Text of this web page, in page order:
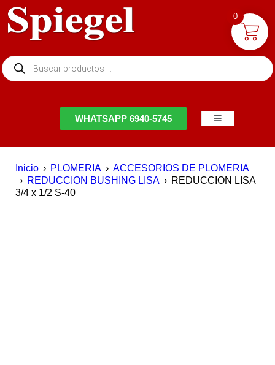
WHATSAPP 6940-5745
Inicio › PLOMERIA › ACCESORIOS DE PLOMERIA
› REDUCCION BUSHING LISA › REDUCCION LISA
3/4 x 1/2 S-40
0